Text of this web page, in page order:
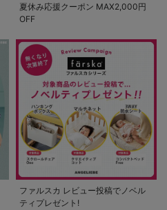
夏休み応援クーポン MAX2,000円
OFF
ファルスカ レビュー投稿でノベル
ティプレゼント!